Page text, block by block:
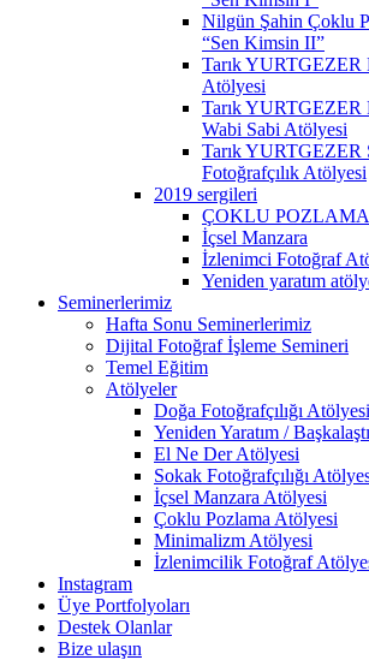
Nilgün Şahin Çoklu
“Sen Kimsin II”
Tarık YURTGEZER
Atölyesi
Tarık YURTGEZER
Wabi Sabi Atölyesi
Tarık YURTGEZER
Fotoğrafçılık Atölyesi
2019 sergileri
ÇOKLU
İçsel Manzara
İzlenimci Fotoğraf
Yeniden yaratım
Seminerlerimiz
Hafta Sonu Seminerlerimiz
Dijital Fotoğraf İşleme Semineri
Temel Eğitim
Atölyeler
Doğa Fotoğrafçılığı Atölyesi
Yeniden Yaratım /
El Ne Der Atölyesi
Sokak Fotoğrafçılığı
İçsel Manzara Atölyesi
Çoklu Pozlama Atölyesi
Minimalizm Atölyesi
İzlenimcilik Fotoğraf
Instagram
Üye Portfolyoları
Destek Olanlar
Bize ulaşın